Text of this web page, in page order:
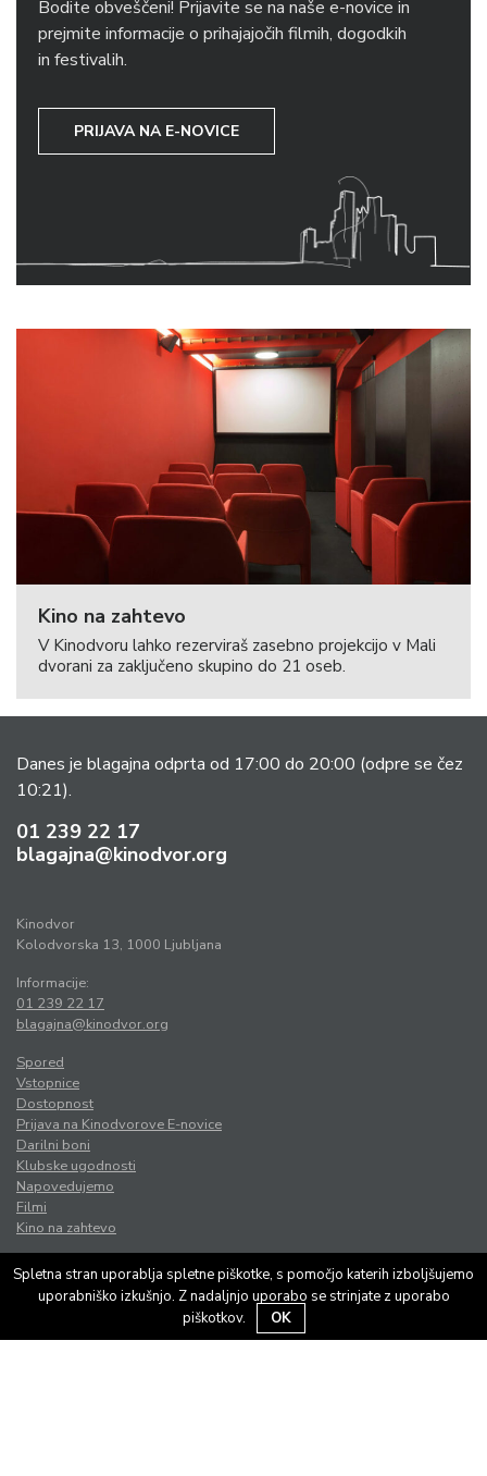
Bodite obveščeni! Prijavite se na naše e-novice in
prejmite informacije o prihajajočih filmih, dogodkih
in festivalih.
PRIJAVA NA E-NOVICE
Kino na zahtevo
V Kinodvoru lahko rezerviraš zasebno projekcijo v Mali
dvorani za zaključeno skupino do 21 oseb.
Danes je blagajna odprta od 17:00 do 20:00 (odpre se čez
10:21).
01 239 22 17
blagajna@kinodvor.org
Kinodvor
Kolodvorska 13, 1000 Ljubljana
Informacije:
01 239 22 17
blagajna@kinodvor.org
Spored
Vstopnice
Dostopnost
Prijava na Kinodvorove E-novice
Darilni boni
Klubske ugodnosti
Napovedujemo
Filmi
Kino na zahtevo
Knjigarnica
Galerija
Kavarna
O kinu
Spletna stran uporablja spletne piškotke, s pomočjo katerih izboljšujemo
uporabniško izkušnjo. Z nadaljnjo uporabo se strinjate z uporabo
piškotkov.
OK